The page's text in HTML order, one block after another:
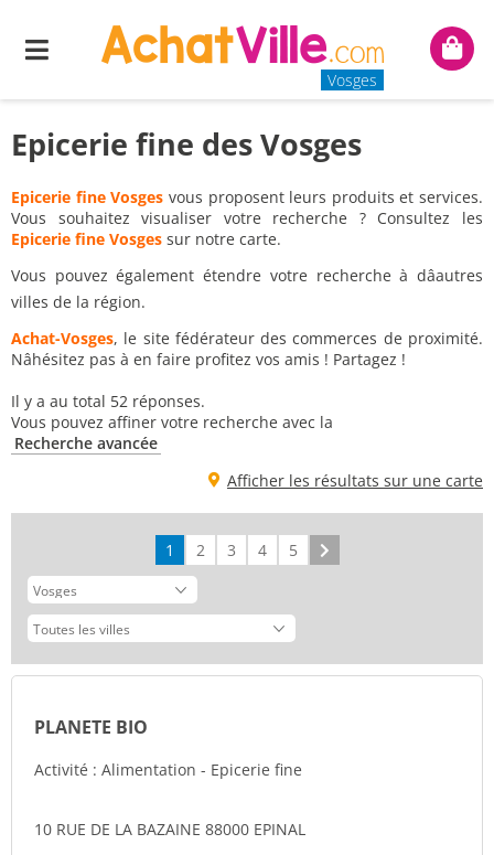
Menu
Vosges
Mon
Epicerie fine des Vosges
Epicerie fine Vosges vous proposent leurs produits et services.
Vous souhaitez visualiser votre recherche ? Consultez les
Epicerie fine Vosges sur notre carte.
Vous pouvez également étendre votre recherche à dâautres
villes de la région.
Achat-Vosges, le site fédérateur des commerces de proximité.
Nâhésitez pas à en faire profitez vos amis ! Partagez !
Il y a au total 52 réponses.
Vous pouvez affiner votre recherche avec la
Recherche avancée
Afficher les résultats sur une carte
1 2 3 4 5
PLANETE BIO
Activité : Alimentation - Epicerie fine
10 RUE DE LA BAZAINE 88000 EPINAL